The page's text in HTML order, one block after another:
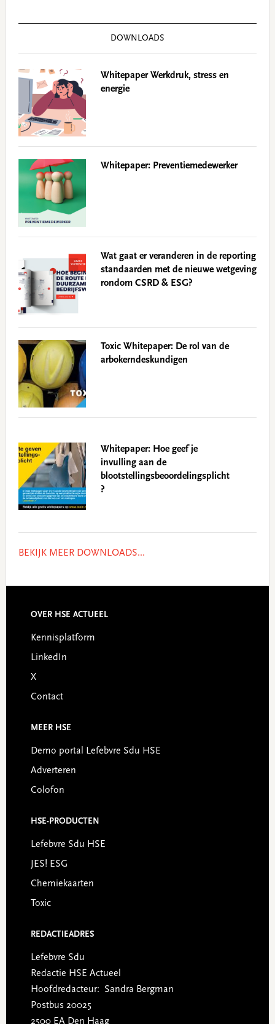
DOWNLOADS
Whitepaper Werkdruk, stress en
energie
Whitepaper: Preventiemedewerker
Wat gaat er veranderen in de reporting
standaarden met de nieuwe wetgeving
rondom CSRD & ESG?
Toxic Whitepaper: De rol van de
arbokerndeskundigen
Whitepaper: Hoe geef je
invulling aan de
blootstellingsbeoordelingsplicht
?
BEKIJK MEER DOWNLOADS...
Footer
OVER HSE ACTUEEL
Kennisplatform
LinkedIn
X
Contact
MEER HSE
Demo portal Lefebvre Sdu HSE
Adverteren
Colofon
HSE-PRODUCTEN
Lefebvre Sdu HSE
JES! ESG
Chemiekaarten
Toxic
REDACTIEADRES
Lefebvre Sdu
Redactie HSE Actueel
Hoofdredacteur: Sandra Bergman
Postbus 20025
2500 EA Den Haag